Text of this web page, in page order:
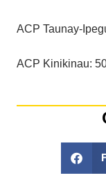
ACP Taunay-
ACP Kinikinau: